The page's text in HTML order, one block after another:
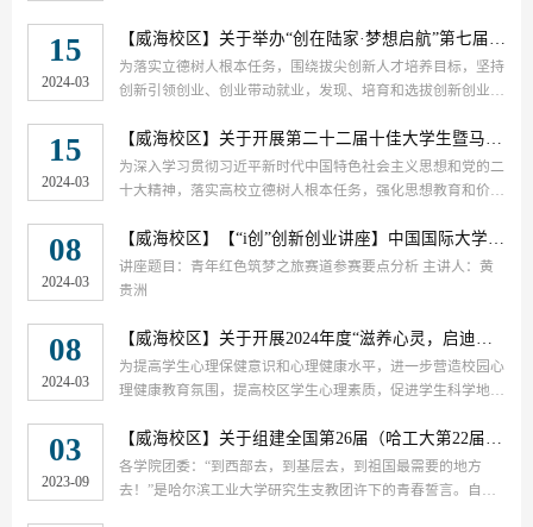
创新人才。根据《关于开展第二十二届十佳大学生评选活动的
通知》和《十佳大学生评选细则》，经过各院系的认真组织和
推荐，校区团委严格审核，共推选出22名优秀学生作为第二十
下：
有关验收与评比工作的具体内容通知如下：
15
2024-03
【威海校区】 关于举办“创在陆家·梦想启航”第七届哈工大（威海）“校长杯”大学生科技创新大赛的通知
为落实立德树人根本任务，围绕拔尖创新人才培养目标，坚持
创新引领创业、创业带动就业，发现、培育和选拔创新创业人
力和水平，有效搭建我校学生创新创业平台，促进学科交叉协
同创新，培育一批“成规模、跨学科、可持续”的特色创新团
队，特举办“创在陆家·梦想启航”第七届哈工大（威海）“校长
15
2024-03
【威海校区】 关于开展第二十二届十佳大学生暨马祖光奖学金评选活动的通知
为深入学习贯彻习近平新时代中国特色社会主义思想和党的二
十大精神，落实高校立德树人根本任务，强化思想教育和价值
生典型，发挥示范引领作用，引导广大青年学生坚定理想信
念、练就过硬本领、勇于创新创造、矢志艰苦奋斗、锤炼高尚
品格，做有理想、有追求、有担当、有作为、有品质、有修养
创新人才。根据《中共哈尔滨工业大学（威海）委员会十佳大
学生评选办法》（校党发〔2010〕13号），学校决定开展第二
十二届十佳大学生暨马祖光奖学金评选活动。
08
2024-03
【威海校区】 【“i创”创新创业讲座】中国国际大学生创新大赛专题讲座
讲座题目：青年红色筑梦之旅赛道参赛要点分析 主讲人：黄
贵洲
08
2024-03
【威海校区】 关于开展2024年度“滋养心灵，启迪人生”心理健康主题教育系列活动的通知（一）
为提高学生心理保健意识和心理健康水平，进一步营造校园心
理健康教育氛围，提高校区学生心理素质，促进学生科学地认
“滋养心灵，启迪人生”为主题的心理健康教育系列活动。
03
2023-09
【威海校区】 关于组建全国第26届（哈工大第22届）研究生支教团的通知
各学院团委：“到西部去，到基层去，到祖国最需要的地方
去！”是哈尔滨工业大学研究生支教团许下的青春誓言。自